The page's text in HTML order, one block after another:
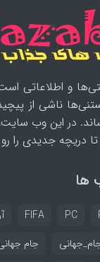
و اطلاعاتی
ناشی از
در این وب
دریچه جدیدی را
ها
FIFA PC
جام جهانی